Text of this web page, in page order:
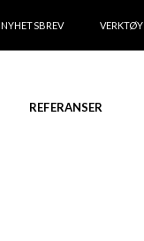
NYHETSBREV VERKTØY
REFERANSER